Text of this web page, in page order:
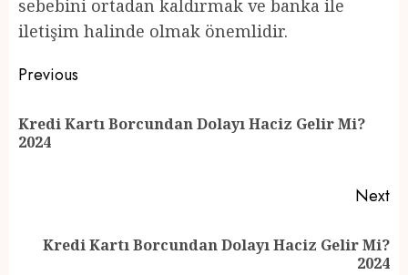
sebebini ortadan kaldırmak ve banka ile
iletişim halinde olmak önemlidir.
Post
navigation
Previous
Kredi Kartı Borcundan Dolayı Haciz Gelir Mi?
2024
Next
NextKredi Kartı Borcundan Dolayı Haciz Gelir Mi?
2024